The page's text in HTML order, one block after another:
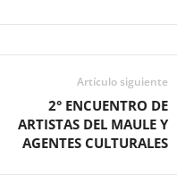
Artículo siguiente
2° ENCUENTRO DE
ARTISTAS DEL MAULE Y
AGENTES CULTURALES